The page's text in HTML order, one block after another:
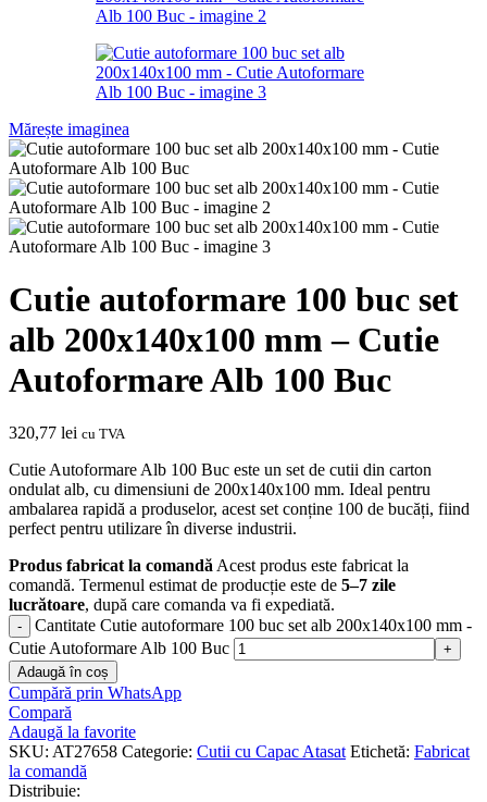
Mărește imaginea
Cutie autoformare 100 buc set
alb 200x140x100 mm – Cutie
Autoformare Alb 100 Buc
320,77 lei cu TVA
Cutie Autoformare Alb 100 Buc este un set de cutii din carton
ondulat alb, cu dimensiuni de 200x140x100 mm. Ideal pentru
ambalarea rapidă a produselor, acest set conține 100 de bucăți, fiind
perfect pentru utilizare în diverse industrii.
Produs fabricat la comandăAcest produs este fabricat la
comandă. Termenul estimat de producție este de 5–7 zile
lucrătoare, după care comanda va fi expediată.
Cantitate Cutie autoformare 100 buc set alb 200x140x100 mm -
Cutie Autoformare Alb 100 Buc
Adaugă în coș
Cumpără prin WhatsApp
Compară
Adaugă la favorite
SKU: AT27658 Categorie: Cutii cu Capac Atasat Etichetă: Fabricat
la comandă
Distribuie: